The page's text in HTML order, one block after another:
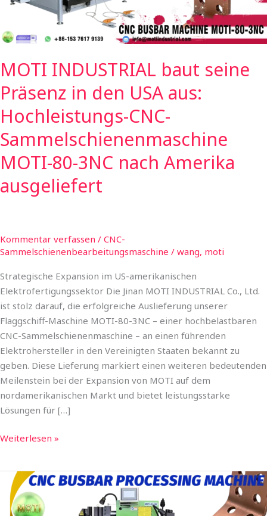
MOTI INDUSTRIAL baut seine
Präsenz in den USA aus:
Hochleistungs-CNC-
Sammelschienenmaschine
MOTI-80-3NC nach Amerika
ausgeliefert
Kommentar verfassen / CNC-
Sammelschienenbearbeitungsmaschine / wang, moti
Strategische Expansion im US-amerikanischen
Elektrofertigungssektor Die Jinan MOTI INDUSTRIAL Co., Ltd.
ist stolz darauf, die erfolgreiche Auslieferung unserer
Flaggschiff-Maschine MOTI-80-3NC – einer hochbelastbaren
CNC-Sammelschienenmaschine – an einen führenden
Elektrohersteller in den Vereinigten Staaten bekannt zu
geben. Diese Lieferung markiert einen weiteren bedeutenden
Meilenstein bei der Expansion von MOTI auf dem
nordamerikanischen Markt und bietet leistungsstarke
Lösungen für […]
USA
Hochleistungs-
Sammelschienenmaschine
MOTI-
80-
3NC
nach
Amerika
ausgeliefert
Weiterlesen »
MOTI
INDUSTRIAL
baut